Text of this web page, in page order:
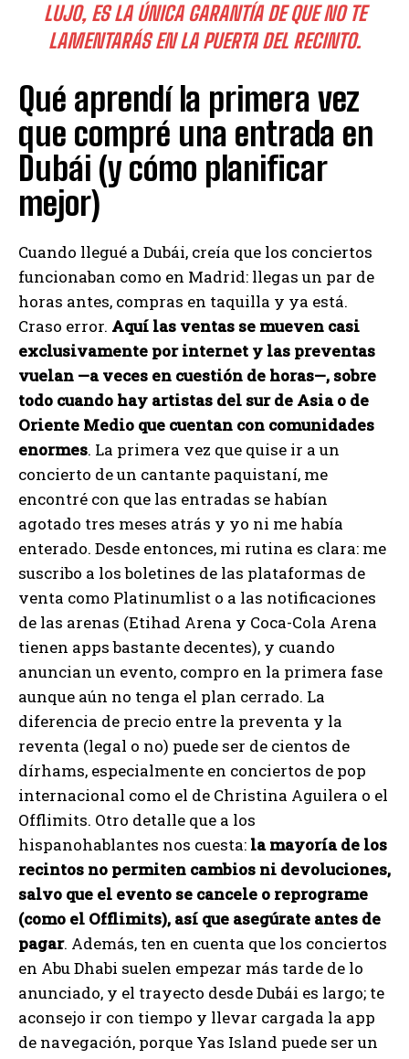
LUJO, ES LA ÚNICA GARANTÍA DE QUE NO TE
LAMENTARÁS EN LA PUERTA DEL RECINTO.
Qué aprendí la primera vez
que compré una entrada en
Dubái (y cómo planificar
mejor)
Cuando llegué a Dubái, creía que los conciertos
funcionaban como en Madrid: llegas un par de
horas antes, compras en taquilla y ya está.
Craso error. Aquí las ventas se mueven casi
exclusivamente por internet y las preventas
vuelan —a veces en cuestión de horas—, sobre
todo cuando hay artistas del sur de Asia o de
Oriente Medio que cuentan con comunidades
enormes. La primera vez que quise ir a un
concierto de un cantante paquistaní, me
encontré con que las entradas se habían
agotado tres meses atrás y yo ni me había
enterado. Desde entonces, mi rutina es clara: me
suscribo a los boletines de las plataformas de
venta como Platinumlist o a las notificaciones
de las arenas (Etihad Arena y Coca-Cola Arena
tienen apps bastante decentes), y cuando
anuncian un evento, compro en la primera fase
aunque aún no tenga el plan cerrado. La
diferencia de precio entre la preventa y la
reventa (legal o no) puede ser de cientos de
dírhams, especialmente en conciertos de pop
internacional como el de Christina Aguilera o el
Offlimits. Otro detalle que a los
hispanohablantes nos cuesta: la mayoría de los
recintos no permiten cambios ni devoluciones,
salvo que el evento se cancele o reprograme
(como el Offlimits), así que asegúrate antes de
pagar. Además, ten en cuenta que los conciertos
en Abu Dhabi suelen empezar más tarde de lo
anunciado, y el trayecto desde Dubái es largo; te
aconsejo ir con tiempo y llevar cargada la app
de navegación, porque Yas Island puede ser un